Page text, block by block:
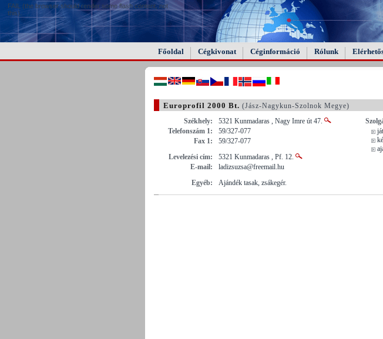
FAIL (the browser should render some flash content, not
this).
Főoldal Cégkivonat Céginformáció Rólunk
Europrofil 2000 Bt. (Jász-Nagykun-Szolnok Megye)
Székhely:
5321 Kunmadaras , Nagy Imre út 47.
Telefonszám 1:
59/327-077
Fax 1:
59/327-077
Levelezési cím:
5321 Kunmadaras , Pf. 12.
E-mail:
ladizsuzsa@freemail.hu
Egyéb:
Ajándék tasak, zsákegér.